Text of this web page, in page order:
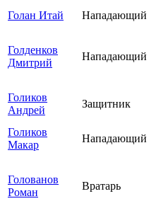
Голан Итай Нападающий
Голденков
Дмитрий
Нападающий
Голиков
Андрей
Защитник
Голиков
Макар
Нападающий
Голованов
Роман
Вратарь